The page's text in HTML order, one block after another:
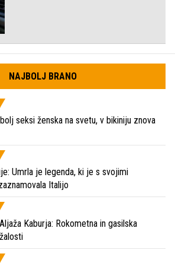
NAJBOLJ BRANO
seksi ženska na svetu, v bikiniju znova
Umrla je legenda, ki je s svojimi
Italijo
Kaburja: Rokometna in gasilska